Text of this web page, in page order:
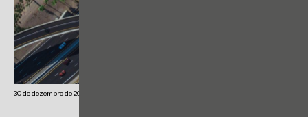
30 de dezembro de 2021